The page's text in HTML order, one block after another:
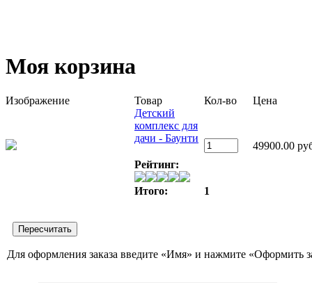
Моя корзина
Изображение Товар Кол-во
Цена
Детский
комплекс для
дачи - Баунти
Рейтинг:
49900.00
Итого: 1
Для оформления заказа введите «Имя» и нажмите «Оформить